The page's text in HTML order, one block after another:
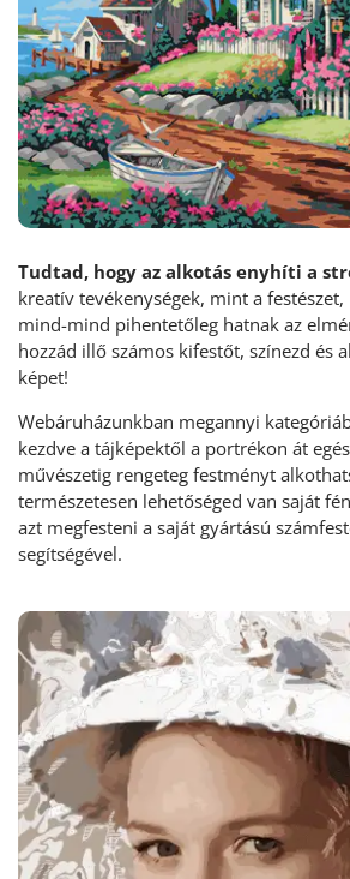
Tudtad, hogy az alkotás enyhíti a
kreatív tevékenységek, mint a
mind-mind pihentetőleg hatnak az
hozzád illő számos kifestőt, színezd és
képet!
Webáruházunkban megannyi
kezdve a tájképektől a portrékon át
művészetig rengeteg festményt
természetesen lehetőséged van saját
azt megfesteni a saját gyártású
segítségével.